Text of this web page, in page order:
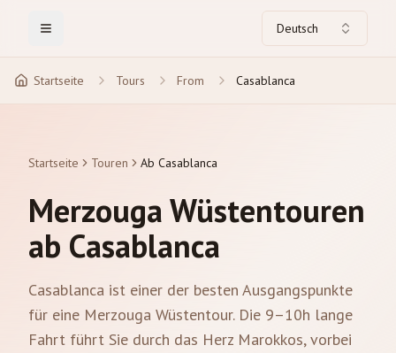
Toggle Menu Deutsch
Startseite Tours From Casablanca
Startseite Touren Ab Casablanca
Merzouga Wüstentouren
ab Casablanca
Casablanca ist einer der besten Ausgangspunkte
für eine Merzouga Wüstentour. Die 9–10h lange
Fahrt führt Sie durch das Herz Marokkos, vorbei